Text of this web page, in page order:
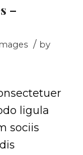
–
/ by
ligula
sociis